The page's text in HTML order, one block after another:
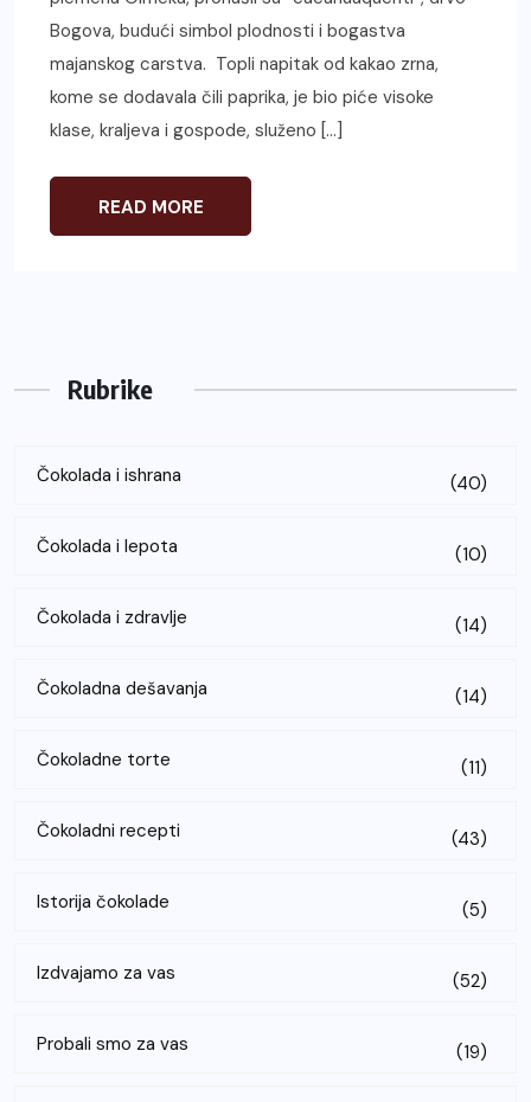
Bogova, budući simbol plodnosti i bogastva
majanskog carstva. Topli napitak od kakao zrna,
kome se dodavala čili paprika, je bio piće visoke
klase, kraljeva i gospode, služeno […]
READ MORE
Rubrike
Čokolada i ishrana (40)
Čokolada i lepota (10)
Čokolada i zdravlje (14)
Čokoladna dešavanja (14)
Čokoladne torte (11)
Čokoladni recepti (43)
Istorija čokolade (5)
Izdvajamo za vas (52)
Probali smo za vas (19)